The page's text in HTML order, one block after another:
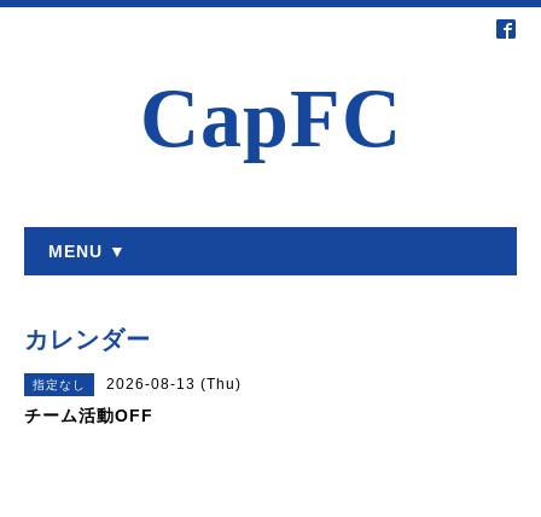
CapFC
MENU ▼
カレンダー
指定なし 2026-08-13 (Thu)
チーム活動OFF